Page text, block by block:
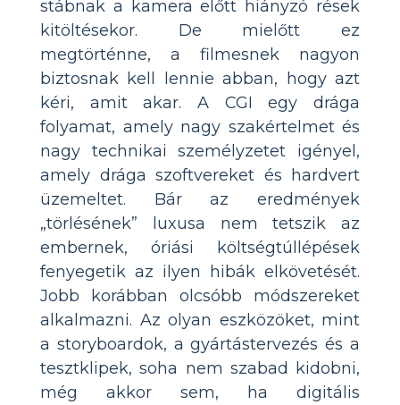
stábnak a kamera előtt hiányzó rések
kitöltésekor. De mielőtt ez
megtörténne, a filmesnek nagyon
biztosnak kell lennie abban, hogy azt
kéri, amit akar. A CGI egy drága
folyamat, amely nagy szakértelmet és
nagy technikai személyzetet igényel,
amely drága szoftvereket és hardvert
üzemeltet. Bár az eredmények
„törlésének” luxusa nem tetszik az
embernek, óriási költségtúllépések
fenyegetik az ilyen hibák elkövetését.
Jobb korábban olcsóbb módszereket
alkalmazni. Az olyan eszközöket, mint
a storyboardok, a gyártástervezés és a
tesztklipek, soha nem szabad kidobni,
még akkor sem, ha digitális